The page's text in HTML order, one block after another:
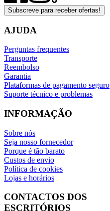
Subscreve para receber ofertas!
AJUDA
Perguntas frequentes
Transporte
Reembolso
Garantia
Plataformas de pagamento seguro
Suporte técnico e problemas
INFORMAÇÃO
Sobre nós
Seja nosso fornecedor
Porque é tão barato
Custos de envio
Política de cookies
Lojas e horários
CONTACTOS DOS
ESCRITÓRIOS